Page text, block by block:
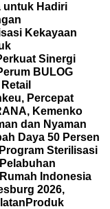
untuk Hadiri
Kekayaan
Sinergi
BULOG
Percepat
Kemenko
dan Nyaman
Daya 50 Persen
Sterilisasi
Indonesia
2026,
Produk